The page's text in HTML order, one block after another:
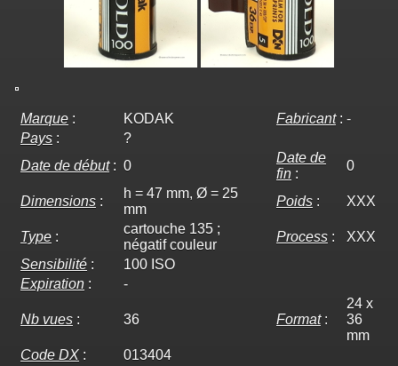
Marque : KODAK Fabricant: -
Pays :
?
Date de début: 0
Date de
fin :
0
Dimensions :
h = 47 mm, Ø = 25
mm
Poids : XXX
Type :
cartouche 135 ;
négatif couleur
Process :
XXX
Sensibilité :
100 ISO
Expiration : -
Nb vues : 36 Format:
24 x
36
mm
Code DX :
013404